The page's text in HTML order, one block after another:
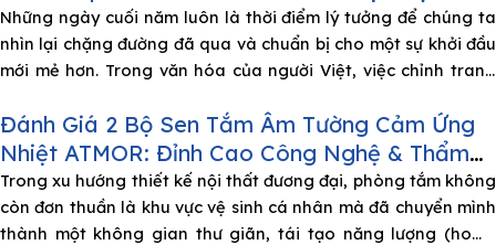
Trọng
Những ngày cuối năm luôn là thời điểm lý tưởng để chúng ta
nhìn lại chặng đường đã qua và chuẩn bị cho một sự khởi đầu
mới mẻ hơn. Trong văn hóa của người Việt, việc chỉnh trang
gian sống mà
Đánh Giá 2 Bộ Sen Tắm Âm Tường Cảm Ứng
Nhiệt ATMOR: Đỉnh Cao Công Nghệ & Thẩm
Mỹ Cho Phòng Tắm Hiện Đại
Trong xu hướng thiết kế nội thất đương đại, phòng tắm không
còn đơn thuần là khu vực vệ sinh cá nhân mà đã chuyển mình
thành một không gian thư giãn, tái tạo năng lượng (home